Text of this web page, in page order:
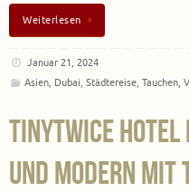
Weiterlesen
Januar 21, 2024
Asien, Dubai, Städtereise, Tauchen,
tinyTwice
und modern mit